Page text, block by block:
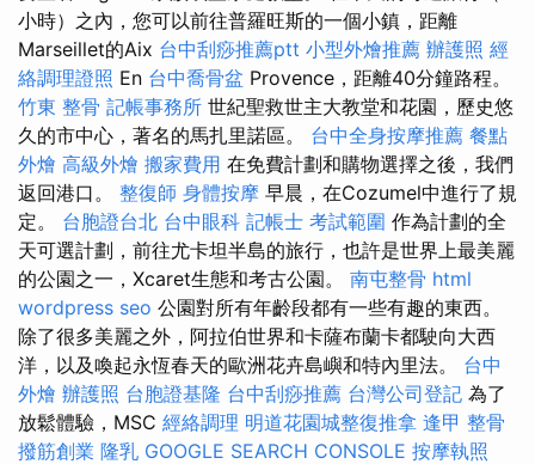
小時）之內，您可以前往普羅旺斯的一個小鎮，距離
Marseillet的Aix 台中刮痧推薦ptt 小型外燴推薦 辦護照 經
絡調理證照 En 台中喬骨盆 Provence，距離40分鐘路程。
竹東 整骨 記帳事務所 世紀聖救世主大教堂和花園，歷史悠
久的市中心，著名的馬扎里諾區。 台中全身按摩推薦 餐點
外燴 高級外燴 搬家費用 在免費計劃和購物選擇之後，我們
返回港口。 整復師 身體按摩 早晨，在Cozumel中進行了規
定。 台胞證台北 台中眼科 記帳士 考試範圍 作為計劃的全
天可選計劃，前往尤卡坦半島的旅行，也許是世界上最美麗
的公園之一，Xcaret生態和考古公園。 南屯整骨 html
wordpress seo 公園對所有年齡段都有一些有趣的東西。
除了很多美麗之外，阿拉伯世界和卡薩布蘭卡都駛向大西
洋，以及喚起永恆春天的歐洲花卉島嶼和特內里法。 台中
外燴 辦護照 台胞證基隆 台中刮痧推薦 台灣公司登記 為了
放鬆體驗，MSC 經絡調理 明道花園城整復推拿 逢甲 整骨
撥筋創業 隆乳 GOOGLE SEARCH CONSOLE 按摩執照